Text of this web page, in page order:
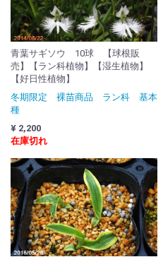
青葉サギソウ 10球 【球根販
売】【ラン科植物】【湿生植物】
【好日性植物】
冬期限定 裸苗商品 ラン科 基本
種
¥ 2,200
在庫切れ